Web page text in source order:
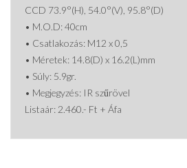
CCD 73.9°(H), 54.0°(V), 95.8°(D)
• M.O.D: 40cm
• Csatlakozás: M12 x 0,5
• Méretek: 14.8(D) x 16.2(L)mm
• Súly: 5.9gr.
• Megjegyzés: IR szűrövel
Listaár: 2.460.- Ft + Áfa